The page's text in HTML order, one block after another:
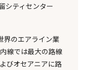
シティセンター
のエアライン業
線では最大の路線
びオセアニアに路